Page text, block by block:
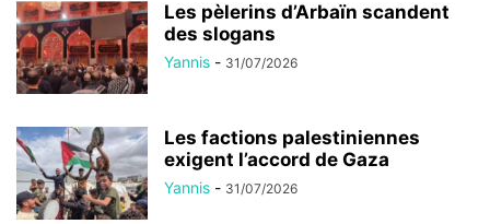
Les pèlerins d’Arbaïn scandent
des slogans
Yannis - 31/07/2026
Les factions palestiniennes
exigent l’accord de Gaza
Yannis - 31/07/2026